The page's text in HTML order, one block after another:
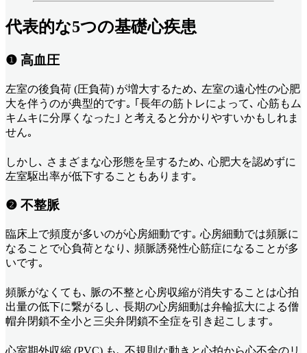
代表的な5つの基礎心疾患
❶ 高血圧
左室の後負荷 (圧負荷) が増大するため､ 左室の遠心性の心肥
大を伴うのが典型的です｡ ｢長年の筋トレによって､ 心筋もム
キムキに分厚くなった｣ と考えると分かりやすいかもしれま
せん｡
しかし､ さまざまな心形態を呈するため､ 心肥大を認めずに
左室駆出率が低下することもあります｡
❷ 不整脈
臨床上で頻度が多いのが心房細動です｡ 心房細動では頻脈に
なることで心負荷となり､ 頻脈誘発性心筋症になることが多
いです｡
頻脈がなくても､ 脈の不整と心房収縮が消失することは心拍
出量の低下に繋がるし､ 長期の心房細動は弁輪拡大による僧
帽弁閉鎖不全小と三尖弁閉鎖不全症を引き起こします｡